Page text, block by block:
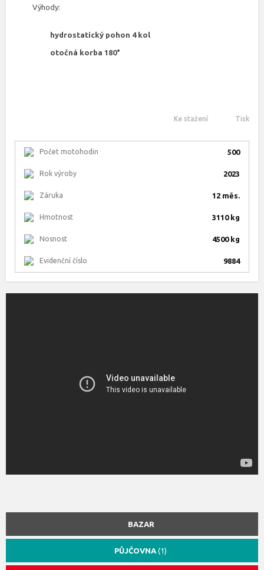
Výhody:
hydrostatický pohon 4 kol
otočná korba 180°
Ke stažení Tisk
Počet motohodin 500
Rok výroby 2023
Záruka 12 měs.
Hmotnost 3110 kg
Nosnost 4500 kg
Evidenční číslo 9884
BAZAR
PŮJČOVNA (1)